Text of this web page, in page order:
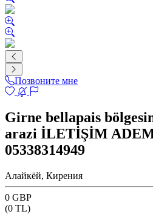
Позвоните мне
Girne bellapais
arazi İLETİŞİM
05338314949
Алайкёй, Кирения
0 GBP
(0 TL)